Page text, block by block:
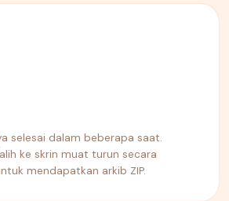
selesai dalam beberapa saat.
ke skrin muat turun secara
mendapatkan arkib ZIP.